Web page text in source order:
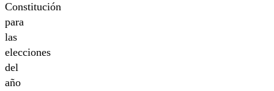
Constitución
para
las
elecciones
del
año